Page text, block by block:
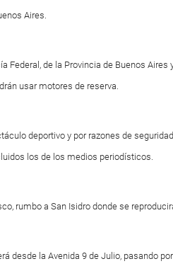
Aires.
Federal, de la Provincia de Buenos Aires
usar motores de reserva.
deportivo y por razones de
los de los medios periodísticos.
rumbo a San Isidro donde se
desde la Avenida 9 de Julio, pasando